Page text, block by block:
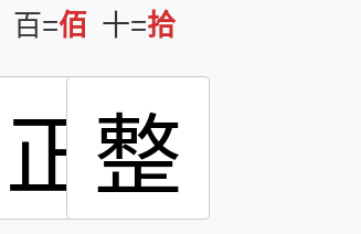
百=佰 十=拾
正 整